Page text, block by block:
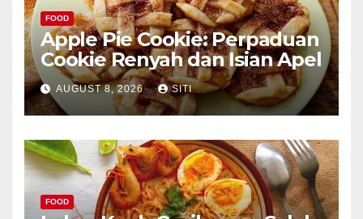
FOOD
Apple Pie Cookie: Perpaduan
Cookie Renyah dan Isian Apel
AUGUST 8, 2026 SITI
FOOD